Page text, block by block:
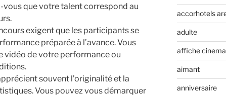
vous que votre talent correspond au
exigent que les participants se
préparée à l’avance. Vous
vidéo de votre performance ou
souvent l’originalité et la
Vous pouvez vous démarquer
accorhotels
adulte
affiche cinema
aimant
anniversaire